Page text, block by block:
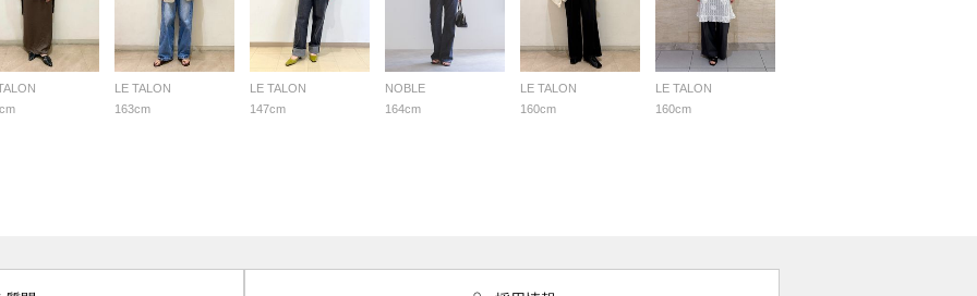
LE TALON
163cm
LE TALON
147cm
NOBLE
164cm
LE TALON
160cm
LE TALON
160cm